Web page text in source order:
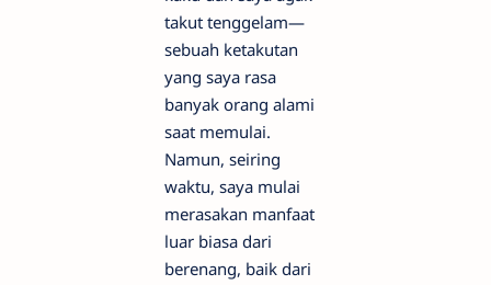
takut tenggelam—
sebuah ketakutan
yang saya rasa
banyak orang alami
saat memulai.
Namun, seiring
waktu, saya mulai
merasakan manfaat
luar biasa dari
berenang, baik dari